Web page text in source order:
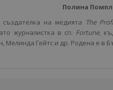
Полина
създателка на медията The
журналистка в сп. Fortune,
Гейтс и др. Родена е в